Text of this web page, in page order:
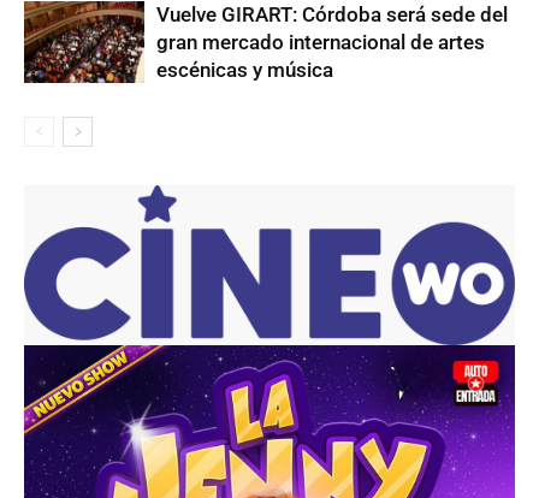
Vuelve GIRART: Córdoba será sede del
gran mercado internacional de artes
escénicas y música